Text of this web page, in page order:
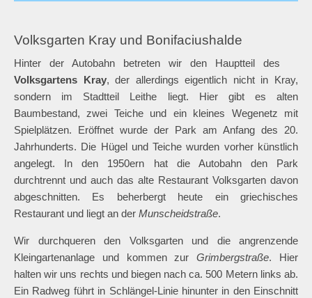
Volksgarten Kray und Bonifaciushalde
Hinter der Autobahn betreten wir den Hauptteil des
Volksgartens Kray, der allerdings eigentlich nicht in Kray,
sondern im Stadtteil Leithe liegt. Hier gibt es alten
Baumbestand, zwei Teiche und ein kleines Wegenetz mit
Spielplätzen. Eröffnet wurde der Park am Anfang des 20.
Jahrhunderts. Die Hügel und Teiche wurden vorher künstlich
angelegt. In den 1950ern hat die Autobahn den Park
durchtrennt und auch das alte Restaurant Volksgarten davon
abgeschnitten. Es beherbergt heute ein griechisches
Restaurant und liegt an der Munscheidstraße.
Wir durchqueren den Volksgarten und die angrenzende
Kleingartenanlage und kommen zurGrimbergstraße. Hier
halten wir uns rechts und biegen nach ca. 500 Metern links ab.
Ein Radweg führt in Schlängel-Linie hinunter in den Einschnitt